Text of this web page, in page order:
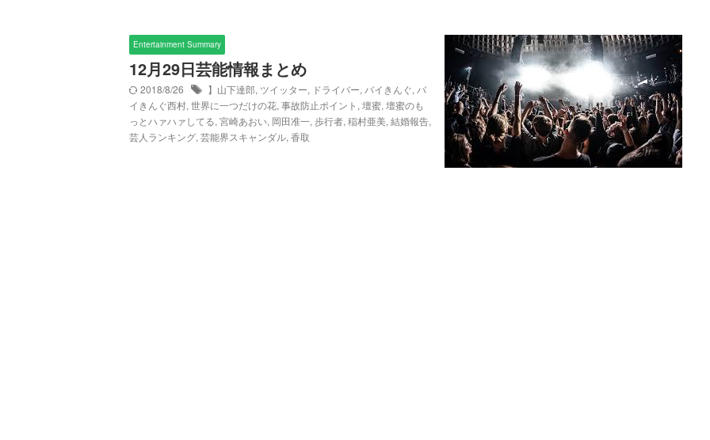
Entertainment Summary
12月29日芸能情報まとめ
2018/8/26 】山下達郎, ツイッター, ドライバー, バイきんぐ, バ
イきんぐ西村, 世界に一つだけの花, 事故防止ポイント , 壇蜜, 壇蜜のも
っとハァハァしてる, 宮崎あおい, 岡田准一, 歩行者, 稲村亜美, 結婚報告,
芸人ランキング, 芸能界スキャンダル, 香取